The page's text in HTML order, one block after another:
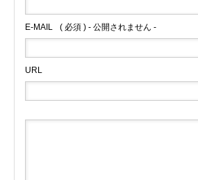
E-MAIL ( 必須 ) - 公開されません -
URL